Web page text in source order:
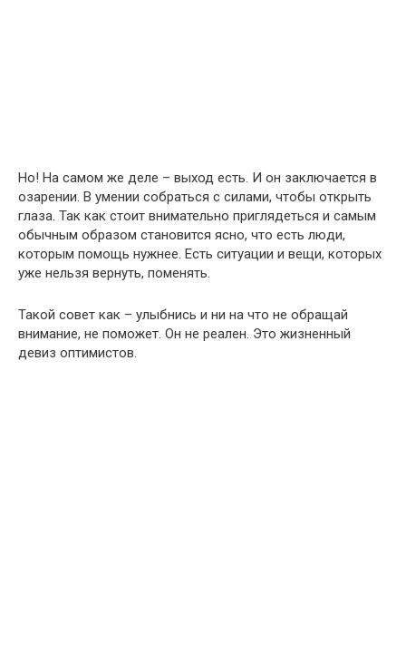
Но! На самом же деле – выход есть. И он заключается в
озарении. В умении собраться с силами, чтобы открыть
глаза. Так как стоит внимательно приглядеться и самым
обычным образом становится ясно, что есть люди,
которым помощь нужнее. Есть ситуации и вещи, которых
уже нельзя вернуть, поменять.
Такой совет как – улыбнись и ни на что не обращай
внимание, не поможет. Он не реален. Это жизненный
девиз оптимистов.